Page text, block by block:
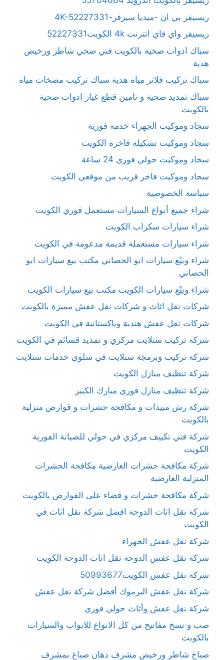
ريسيفر بي ان -ميديا سيرفر-4K-52227331
ريسيفر واي فاي انترنت 4k الكويت52227331
سباك ادوات صحية بالكويت فني صحي شاطر ورخيص
هدية
سباك تركيب فلاتر مياه هدية سباك تركيب مضخات مياه
سباك تمديد صحية و تامين قطع غيار ادوات صحية
بالكويت
سجاد وموكيت الجهراء خدمة فورية
سجاد وموكيت تشكيلة فاخرة الكويت
سجاد وموكيت حولي فوري 24 ساعة
سجاد وموكيت فاخر قريب من موقعي الكويت
سياسة الخصوصية
شراء جميع أنواع السيارات مستعمل فوري الكويت
شراء سيارات سكراب الكويت
شراء سيارات مستعملة قديمة مدعومة في الكويت
شراء وبيْع سيارات ابو الحصاني مكتب بيع سيارات ابو
الحصاني
شراء وبيْع سيارات الكويت مكتب بيع سيارات الكويت
شركات نقل اثاث و شركات نقل عفش مميزة بالكويت
شركات نقل عفش هندية وباكستانية في الكويت
شركة تركيب ستلايت مركزي و تمديد قسائم في الكويت
شركة تركيب وبرمجة ستلايت في سلوى خدمات ستلايت
شركة تنظيف منازل الكويت
شركة تنظيف منازل فوري مبارك الكبير
شركة رش مبيدات و مكافحة حشرات و قوارض منزلية
بالكويت
شركة فني تكييف مركزي في حولي للصيانة الفورية
الكويت
شركة مكافحة حشرات العارضية مكافحة الحشرات
المنزلية العارضية
شركة مكافحة حشرات و قضاء على القوارض بالكويت
شركة نقل اثاث الدوحة افضل شركة نقل اثاث في
الكويت
شركة نقل عفش الجهراء
شركة نقل عفش الدوحة نقل اثاث الدوحة الكويت
شركة نقل عفش الكويت50993677
شركة نقل عفش اليرموك أفضل شركة نقل عفش
شركة نقل عفش وأثاث حولي فوري
صب و نسخ مفاتيح من كل الانواع للابواب والسيارات
بالكويت
صباخ شاطر ورخيص مشرف دهان صباغ بمشرف